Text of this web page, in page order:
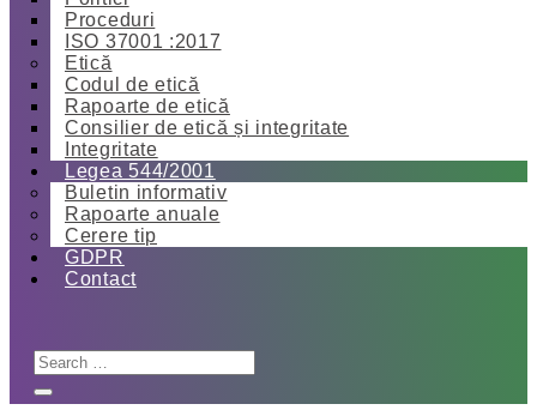
Proceduri
ISO 37001 :2017
Etică
Codul de etică
Rapoarte de etică
Consilier de etică și integritate
Integritate
Legea 544/2001
Buletin informativ
Rapoarte anuale
Cerere tip
GDPR
Contact